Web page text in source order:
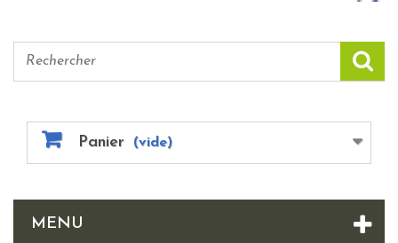
Panier (vide)
MENU